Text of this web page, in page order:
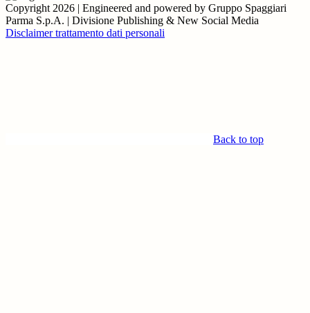
Copyright 2026 | Engineered and powered by Gruppo Spaggiari
Parma S.p.A. | Divisione Publishing & New Social Media
Disclaimer trattamento dati personali
Back to top